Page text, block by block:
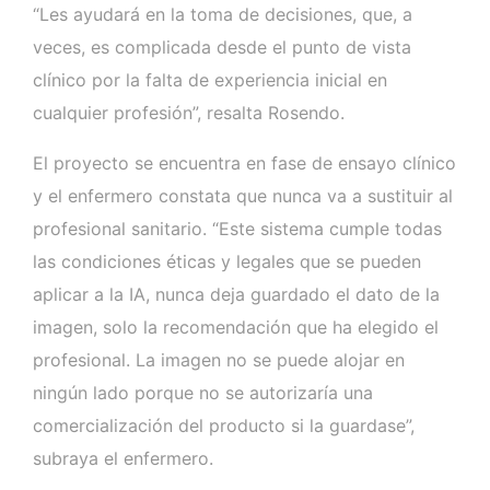
“Les ayudará en la toma de decisiones, que, a
veces, es complicada desde el punto de vista
clínico por la falta de experiencia inicial en
cualquier profesión”, resalta Rosendo.
El proyecto se encuentra en fase de ensayo clínico
y el enfermero constata que nunca va a sustituir al
profesional sanitario. “Este sistema cumple todas
las condiciones éticas y legales que se pueden
aplicar a la IA, nunca deja guardado el dato de la
imagen, solo la recomendación que ha elegido el
profesional. La imagen no se puede alojar en
ningún lado porque no se autorizaría una
comercialización del producto si la guardase”,
subraya el enfermero.